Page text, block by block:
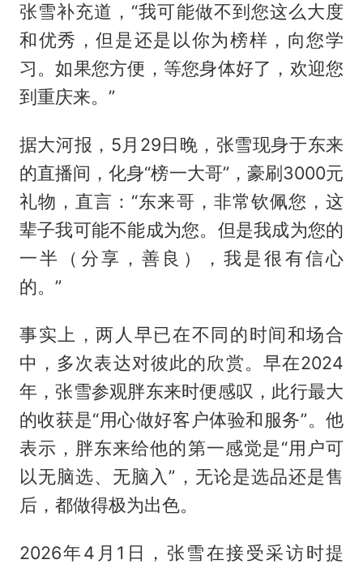
张雪补充道，“我可能做不到您这么大度
和优秀，但是还是以你为榜样，向您学
习。如果您方便，等您身体好了，欢迎您
到重庆来。”
据大河报，5月29日晚，张雪现身于东来
的直播间，化身“榜一大哥”，豪刷3000元
礼物，直言：“东来哥，非常钦佩您，这
辈子我可能不能成为您。但是我成为您的
一半（分享，善良），我是很有信心
的。”
事实上，两人早已在不同的时间和场合
中，多次表达对彼此的欣赏。早在2024
年，张雪参观胖东来时便感叹，此行最大
的收获是“用心做好客户体验和服务”。他
表示，胖东来给他的第一感觉是“用户可
以无脑选、无脑入”，无论是选品还是售
后，都做得极为出色。
2026年4月1日，张雪在接受采访时提